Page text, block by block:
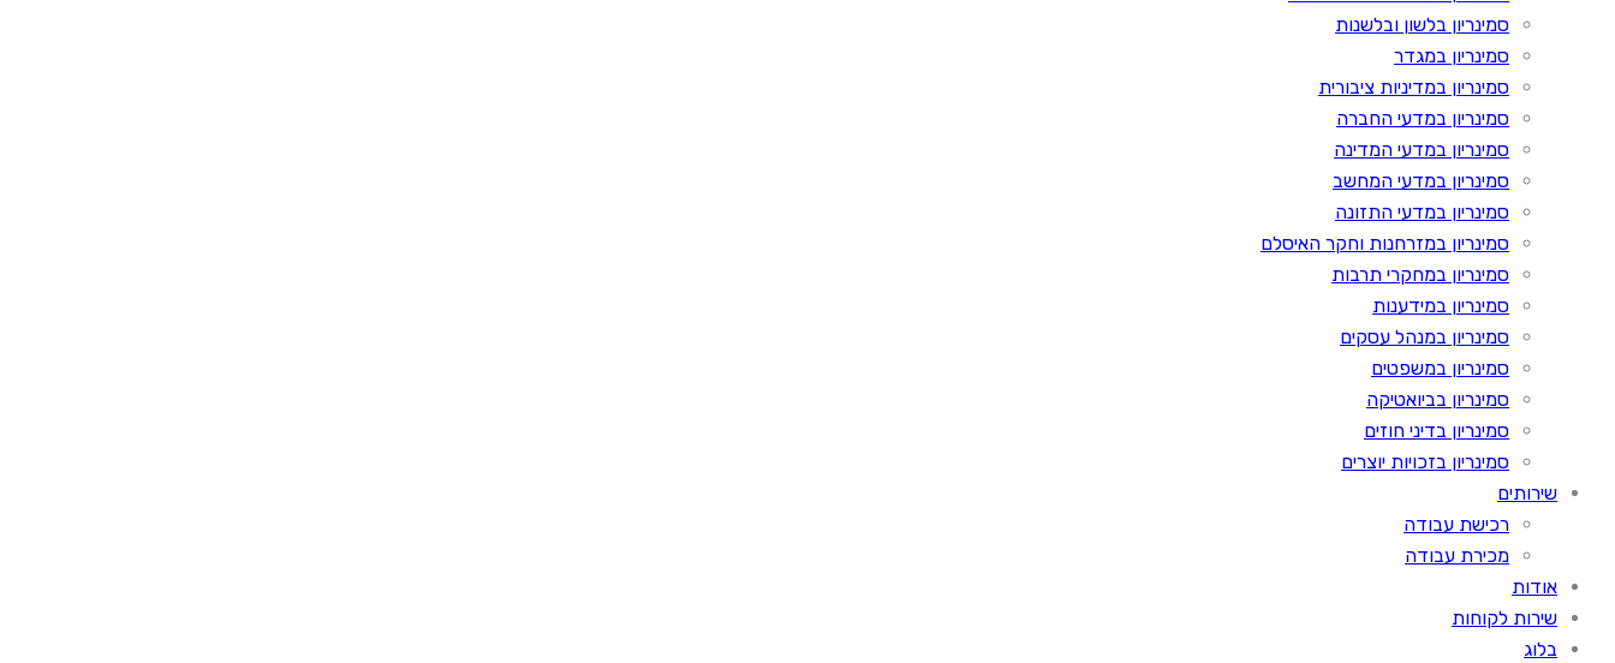
סמינריון בלשון ובלשנות
סמינריון במגדר
סמינריון במדיניות ציבורית
סמינריון במדעי החברה
סמינריון במדעי המדינה
סמינריון במדעי המחשב
סמינריון במדעי התזונה
סמינריון במזרחנות וחקר האיסלם
סמינריון במחקרי תרבות
סמינריון במידענות
סמינריון במנהל עסקים
סמינריון במשפטים
סמינריון בביואטיקה
סמינריון בדיני חוזים
סמינריון בזכויות יוצרים
שירותים
רכישת עבודה
מכירת עבודה
אודות
שירות לקוחות
בלוג